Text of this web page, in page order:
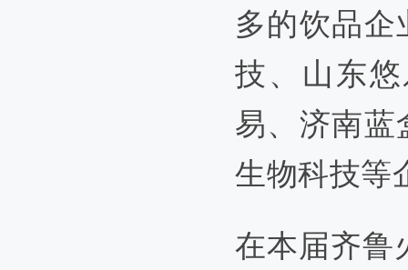
多的饮品
技、山东
易、济南
生物科技等
在本届齐鲁